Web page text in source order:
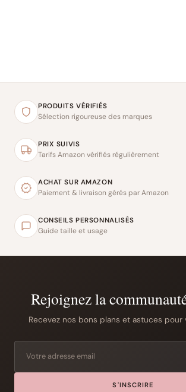
PRODUITS VÉRIFIÉS
Sélection rigoureuse des marques
PRIX SUIVIS
Tarifs Amazon vérifiés régulièrement
ACHAT SUR AMAZON
Paiement & livraison gérés par Amazon
CONSEILS PERSONNALISÉS
Guide taille et usage
Rejoignez la
Recevez nos bons plans et astuces pour
S'INSCRIRE